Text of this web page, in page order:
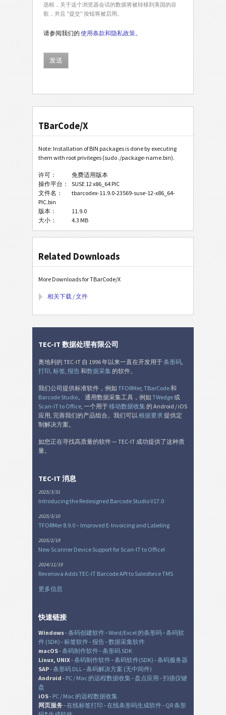
选框，关于这个浏览器会话的数据将被转移到美国的谷
歌，并且 "提交" 按钮将被启用。
请参阅我们的 使用条款和隐私政策。
TBarCode/X
Note: Installation of BIN packages is done by executing
them with root privileges (sudo ./package-name.bin).
许可：
免费适用版本
操作平台：
SUSE 12 x86_64 PIC
文件名：
tbarcodex-11.9.0-23569-suse-12-x86_64-
PIC.bin
版本：
11.9.0
大小：
4.3 MB
Related Downloads
More Downloads for TBarCode/X
相关下载 / 文件
TEC-IT 数据处理有限公司
奥地利的 TEC-IT 自 1996 年以来一直在开发用于条形码
打印 标签 报告和数据采集的软件。
我们公司提供标准软件，例如 TFORMer, TBarCode和
Barcode Studio。 通用数据采集工具，例如 TWedge或
Scan-IT to Office , 一个用于移动数据收集的 Android / iOS
应用, 完善我们的产品组合。我们可以 根据要求 提供定
制解决方案。
如您正在寻找高质量的软件 — TEC-IT 成功提供了这种质
量。
TEC-IT 消息
2025/3/31
Introducing the Redesigned Barcode Studio V17.0
2025/3/10
TFORMer 8.9.0 – Improved E-Invoicing and Labeling
2025/2/19
New Scanner Device Support for Scan-IT to Office!
2024/11/19
Revenova Adds TEC-IT Barcode API to Salesforce TMS
更多信息
快速链接
Windows-条码创建软件-Word/Excel 的条形码-条码软
件 (SDK) -标签软件-报告-数据采集软件
macOS-条码制作软件-条形码 SDK
Linux, UNIX-条码制作软件-条码软件(SDK) -条码服务器
SAP-条形码 DLL -条码解决方案 (无中间件)
Android - PC / Mac 的远程数据收集- 盘点应用 -扫描仪键
盘
iOS- PC / Mac 的远程数据收集
网页服务-在线标签打印 -在线条形码生成软件- QR 条形